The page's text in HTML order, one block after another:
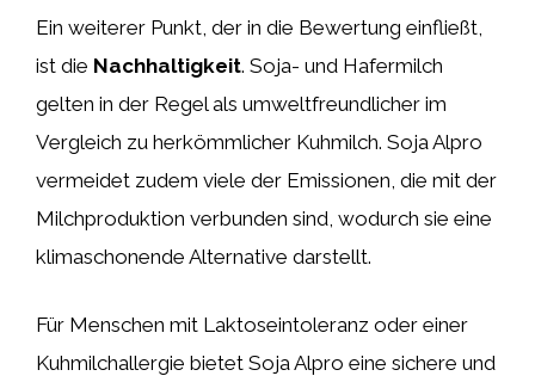
Ein weiterer Punkt, der in die Bewertung einfließt,
ist die Nachhaltigkeit. Soja- und Hafermilch
gelten in der Regel als umweltfreundlicher im
Vergleich zu herkömmlicher Kuhmilch. Soja Alpro
vermeidet zudem viele der Emissionen, die mit der
Milchproduktion verbunden sind, wodurch sie eine
klimaschonende Alternative darstellt.
Für Menschen mit Laktoseintoleranz oder einer
Kuhmilchallergie bietet Soja Alpro eine sichere und